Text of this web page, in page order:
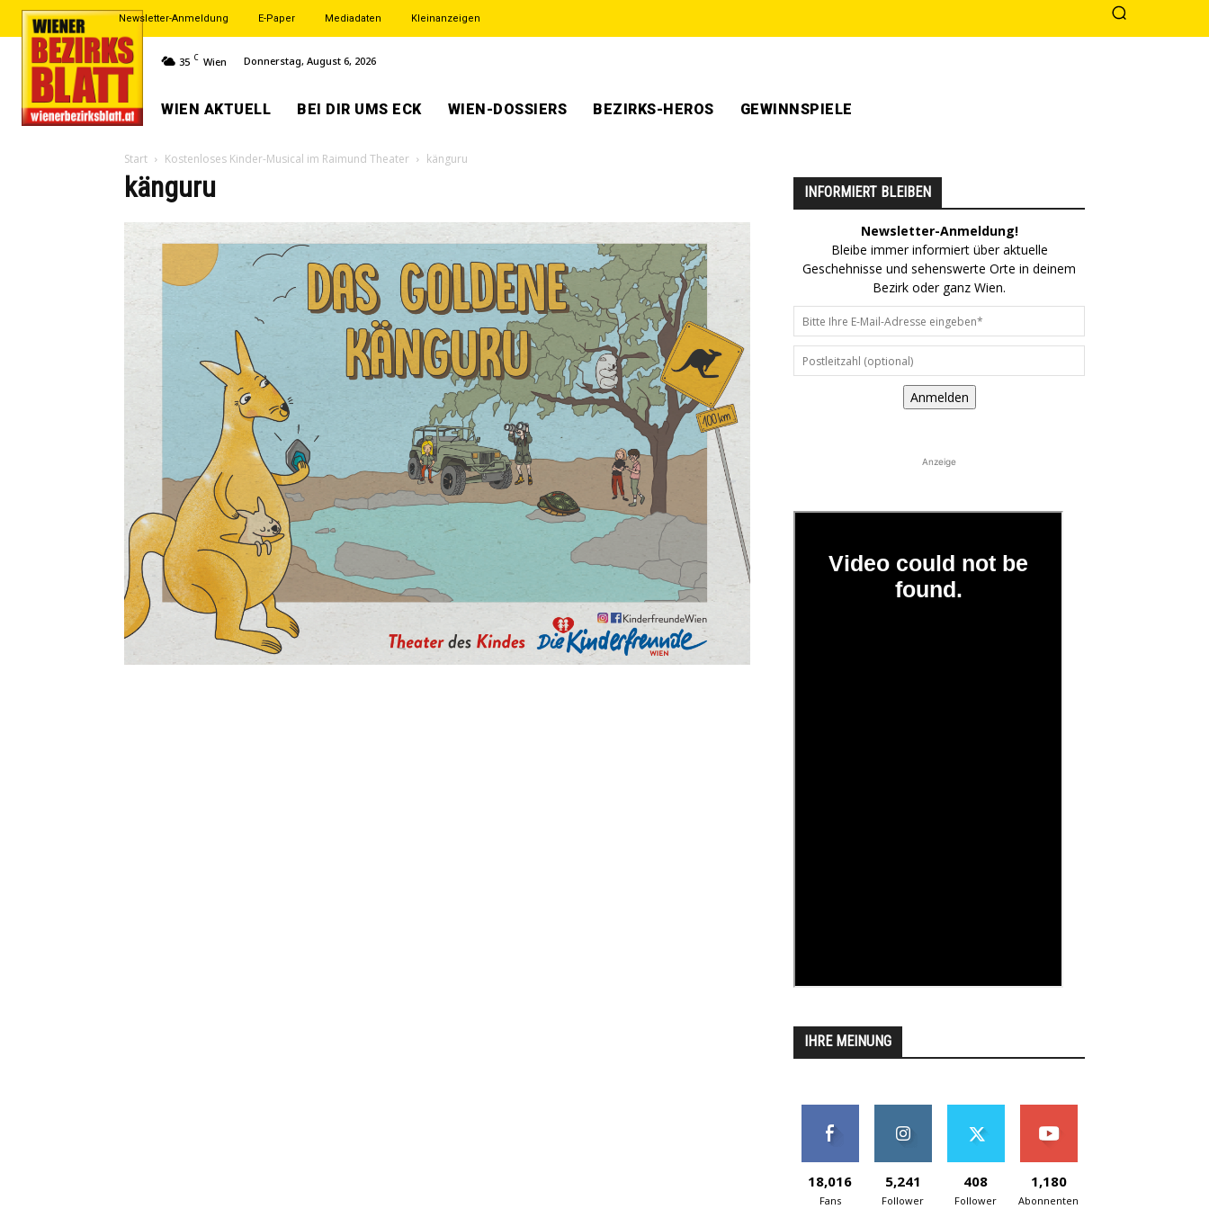
Newsletter-Anmeldung E-Paper Mediadaten Kleinanzeigen
35 C Wien Donnerstag, August 6, 2026
WIEN AKTUELL BEI DIR UMS ECK WIEN-DOSSIERS BEZIRKS-HEROS GEWINNSPIELE
Start Kostenloses Kinder-Musical im Raimund Theater känguru
känguru INFORMIERT BLEIBEN
Newsletter-Anmeldung!
Bleibe immer informiert über aktuelle
Geschehnisse und sehenswerte Orte in deinem
Bezirk oder ganz Wien.
Anmelden
Anzeige
IHRE MEINUNG
18,016
Fans
5,241
Follower
408
Follower
1,180
Abonnenten